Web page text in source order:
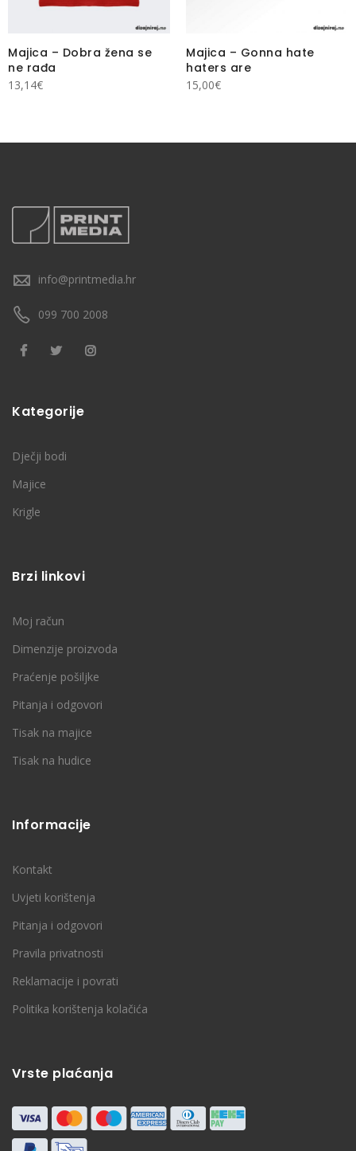
Majica – Dobra žena se
ne rađa
13,14€
Majica – Gonna hate
haters are
15,00€
info@printmedia.hr
099 700 2008
Kategorije
Dječji bodi
Majice
Krigle
Brzi linkovi
Moj račun
Dimenzije proizvoda
Praćenje pošiljke
Pitanja i odgovori
Tisak na majice
Tisak na hudice
Informacije
Kontakt
Uvjeti korištenja
Pitanja i odgovori
Pravila privatnosti
Reklamacije i povrati
Politika korištenja kolačića
Vrste plaćanja